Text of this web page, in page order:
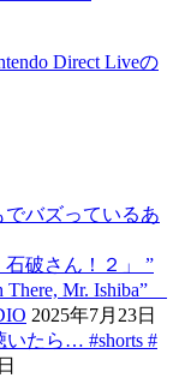
Direct Liveの
でバズっているあ
石破さん！２」 ”
Mr. Ishiba”
2025年7月23日
たら… #shorts #